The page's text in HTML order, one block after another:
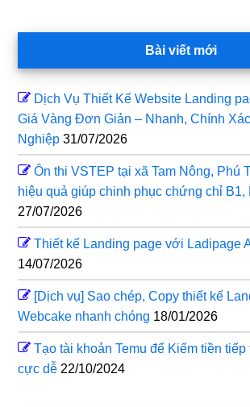
Bài viết mới
Dịch Vụ Thiết Kế Website Landing
Giá Vàng Đơn Giản – Nhanh, Chính
Nghiệp 31/07/2026
Ôn thi VSTEP tại xã Tam Nông, Phú
hiệu quả giúp chinh phục chứng chỉ B1,
27/07/2026
Thiết kế Landing page với Ladipage
14/07/2026
[Dịch vụ] Sao chép, Copy thiết kế
Webcake nhanh chóng 18/01/2026
Tạo tài khoản Temu để Kiếm tiền tiếp
cực dễ 22/10/2024